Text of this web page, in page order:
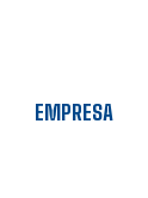
EMPRESA